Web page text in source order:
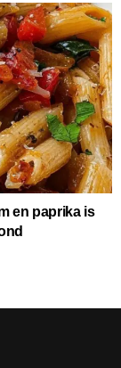
en paprika is